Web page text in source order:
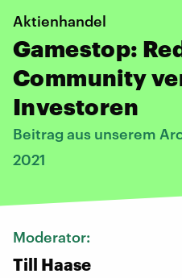
Aktienhandel
Gamestop:
Community
Investoren
Beitrag aus unserem
2021
Moderator:
Till Haase